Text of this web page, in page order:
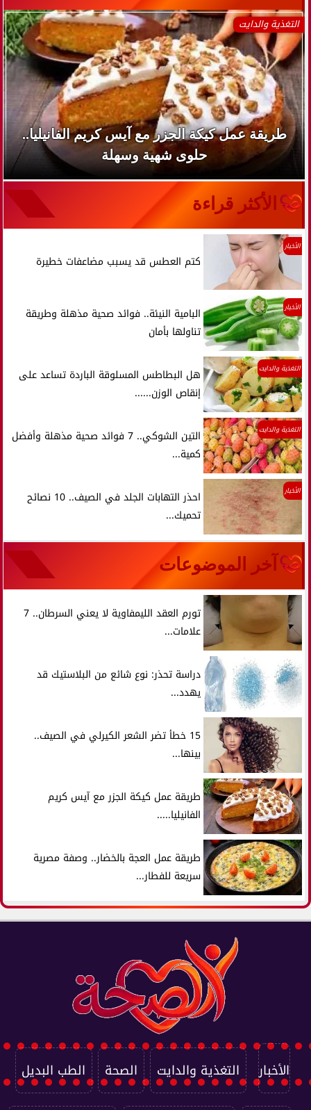
التغذية والدايت
طريقة عمل كيكة الجزر مع آيس كريم الفانيليا..
حلوى شهية وسهلة
الأكثر قراءة
الأخبار
كتم العطس قد يسبب مضاعفات خطيرة
الأخبار
البامية النيئة.. فوائد صحية مذهلة وطريقة
تناولها بأمان
التغذية والدايت
هل البطاطس المسلوقة الباردة تساعد على
إنقاص الوزن......
التغذية والدايت
التين الشوكي.. 7 فوائد صحية مذهلة وأفضل
كمية...
الأخبار
احذر التهابات الجلد في الصيف.. 10 نصائح
تحميك...
آخر الموضوعات
تورم العقد الليمفاوية لا يعني السرطان.. 7
علامات...
دراسة تحذر: نوع شائع من البلاستيك قد
يهدد...
15 خطأ تضر الشعر الكيرلي في الصيف..
بينها...
طريقة عمل كيكة الجزر مع آيس كريم
الفانيليا.....
طريقة عمل العجة بالخضار.. وصفة مصرية
سريعة للفطار...
الأخبار التغذية والدايت الصحة الطب البديل